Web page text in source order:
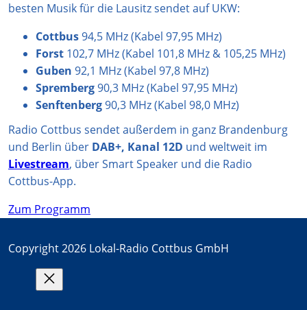
besten Musik für die Lausitz sendet auf UKW:
Cottbus94,5 MHz (Kabel 97,95 MHz)
Forst 102,7 MHz (Kabel 101,8 MHz & 105,25 MHz)
Guben 92,1 MHz (Kabel 97,8 MHz)
Spremberg90,3 MHz (Kabel 97,95 MHz)
Senftenberg90,3 MHz (Kabel 98,0 MHz)
Radio Cottbus sendet außerdem in ganz Brandenburg
und Berlin über DAB+, Kanal 12D und weltweit im
Livestream, über Smart Speaker und die Radio
Cottbus-App.
Zum Programm
Copyright 2026 Lokal-Radio Cottbus GmbH